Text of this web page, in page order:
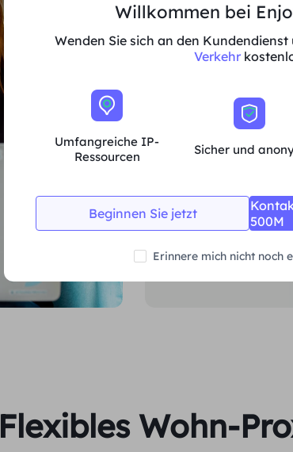
Bei
machen.
Flexibles Wohn-
Willkommen bei
Wenden Sie sich an den Kundendienst
Verkehr
Umfangreiche IP-
Ressourcen
Sicher und
Beginnen Sie jetzt
500M
Erinnere mich nicht noch